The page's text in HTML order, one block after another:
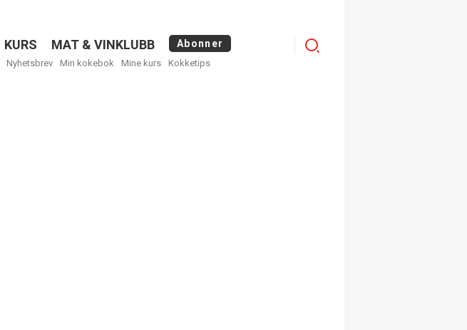
KURS MAT & VINKLUBB Abonner
Nyhetsbrev Min kokebok Mine kurs Kokketips
Menu